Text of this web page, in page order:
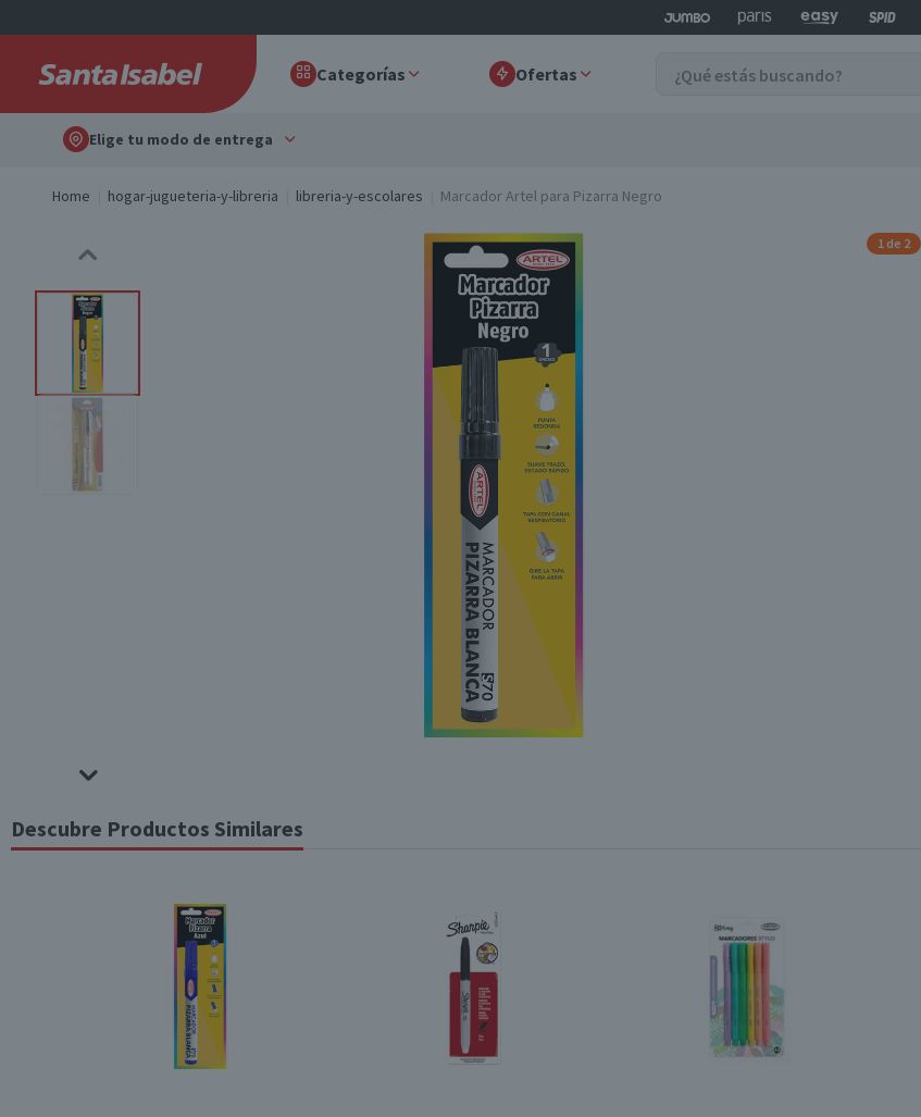
Categorías Ofertas
Elige tu modo de entrega
Home hogar-jugueteria-y-libreria libreria-y-escolares Marcador Artel para Pizarra Negro
1 de 2
Descubre Productos Similares